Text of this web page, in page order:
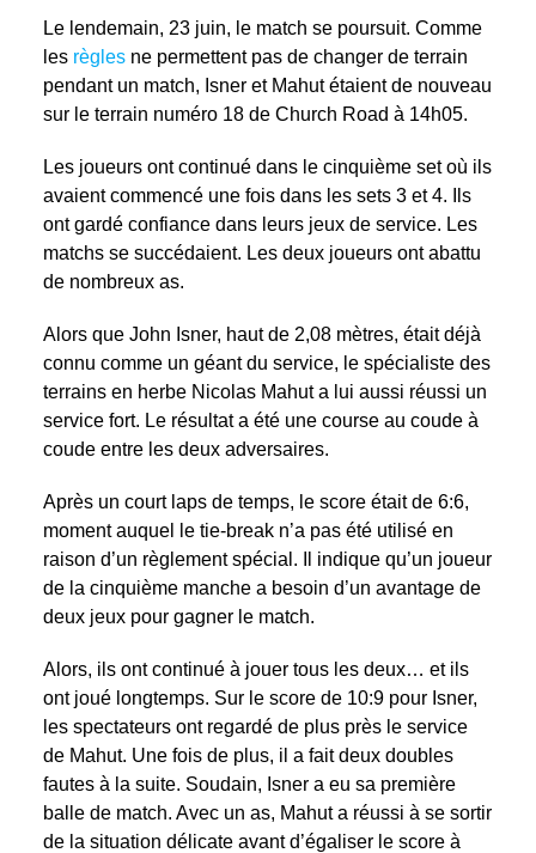
Le lendemain, 23 juin, le match se poursuit. Comme
les règlesne permettent pas de changer de terrain
pendant un match, Isner et Mahut étaient de nouveau
sur le terrain numéro 18 de Church Road à 14h05.
Les joueurs ont continué dans le cinquième set où ils
avaient commencé une fois dans les sets 3 et 4. Ils
ont gardé confiance dans leurs jeux de service. Les
matchs se succédaient. Les deux joueurs ont abattu
de nombreux as.
Alors que John Isner, haut de 2,08 mètres, était déjà
connu comme un géant du service, le spécialiste des
terrains en herbe Nicolas Mahut a lui aussi réussi un
service fort. Le résultat a été une course au coude à
coude entre les deux adversaires.
Après un court laps de temps, le score était de 6:6,
moment auquel le tie-break n’a pas été utilisé en
raison d’un règlement spécial. Il indique qu’un joueur
de la cinquième manche a besoin d’un avantage de
deux jeux pour gagner le match.
Alors, ils ont continué à jouer tous les deux… et ils
ont joué longtemps. Sur le score de 10:9 pour Isner,
les spectateurs ont regardé de plus près le service
de Mahut. Une fois de plus, il a fait deux doubles
fautes à la suite. Soudain, Isner a eu sa première
balle de match. Avec un as, Mahut a réussi à se sortir
de la situation délicate avant d’égaliser le score à